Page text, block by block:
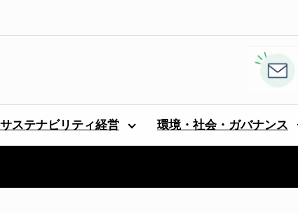
サステナビリティ経営 環境・社会・ガバナンス